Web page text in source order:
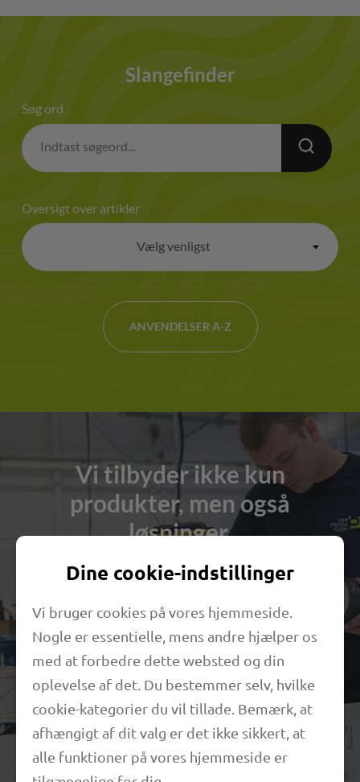
Vi tilbyder ikke kun
produkter, men også
løsninger.
Ud over et omfattende standardsortiment
slangesystemer til alle anvendelsesområder for
vores kunder. Mere end 40 års erfaring inden for
udvikling og fremstilling af tekniske slanger er
simpelthen uvurderlig.
Du er velkommen til at prøve det. Vi står over for
enhver sammenligning.
Slangefinder
Søg ord
Oversigt over artikler
Vælg venligst
ANVENDELSER A-Z
Dine cookie-indstillinger
Vi bruger cookies på vores hjemmeside.
Nogle er essentielle, mens andre hjælper os
med at forbedre dette websted og din
oplevelse af det. Du bestemmer selv, hvilke
cookie-kategorier du vil tillade. Bemærk, at
afhængigt af dit valg er det ikke sikkert, at
alle funktioner på vores hjemmeside er